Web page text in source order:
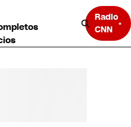
Radio
CNN